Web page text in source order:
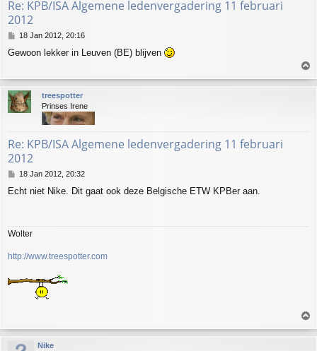
Re: KPB/ISA Algemene ledenvergadering 11 februari
2012
P
s
18 Jan 2012, 20:16
Gewoon lekker in Leuven (BE) blijven
o
p
treespotter
Prinses Irene
Re: KPB/ISA Algemene ledenvergadering 11 februari
2012
P
s
18 Jan 2012, 20:32
Echt niet Nike. Dit gaat ook deze Belgische ETW KPBer aan.
Wolter
http://www.treespotter.com
o
p
Nike